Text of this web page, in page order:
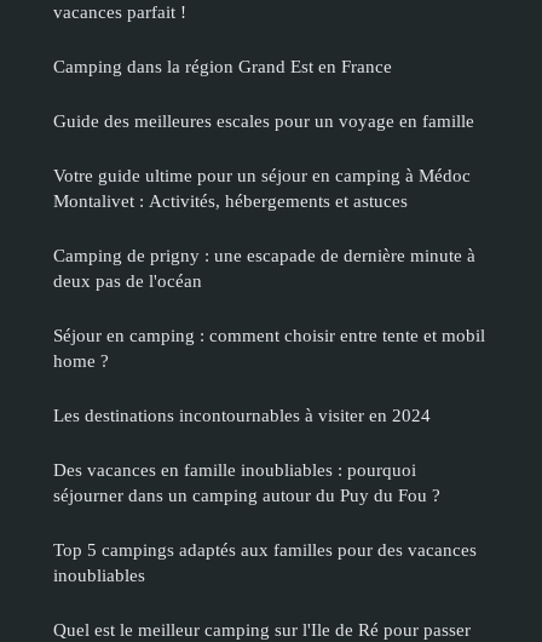
vacances parfait !
Camping dans la région Grand Est en France
Guide des meilleures escales pour un voyage en famille
Votre guide ultime pour un séjour en camping à Médoc
Montalivet : Activités, hébergements et astuces
Camping de prigny : une escapade de dernière minute à
deux pas de l'océan
Séjour en camping : comment choisir entre tente et mobil
home ?
Les destinations incontournables à visiter en 2024
Des vacances en famille inoubliables : pourquoi
séjourner dans un camping autour du Puy du Fou ?
Top 5 campings adaptés aux familles pour des vacances
inoubliables
Quel est le meilleur camping sur l'Ile de Ré pour passer